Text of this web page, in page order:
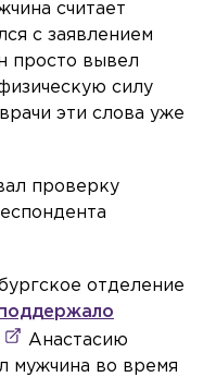
считает
с заявлением
просто вывел
силу
эти слова уже
проверку
отделение
Анастасию
мужчина во время